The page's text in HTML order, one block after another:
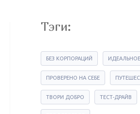
Тэги:
БЕЗ КОРПОРАЦИЙ
ПРОВЕРЕНО НА СЕБЕ
ТВОРИ ДОБРО ТЕСТ-ДРАЙВ